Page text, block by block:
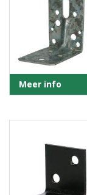
Meer info